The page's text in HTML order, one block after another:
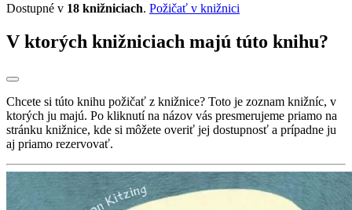
Dostupné v 18 knižniciach. Požičať v knižnici
V ktorých knižniciach majú túto knihu?
Chcete si túto knihu požičať z knižnice? Toto je zoznam knižníc, v
ktorých ju majú. Po kliknutí na názov vás presmerujeme priamo na
stránku knižnice, kde si môžete overiť jej dostupnosť a prípadne ju
aj priamo rezervovať.